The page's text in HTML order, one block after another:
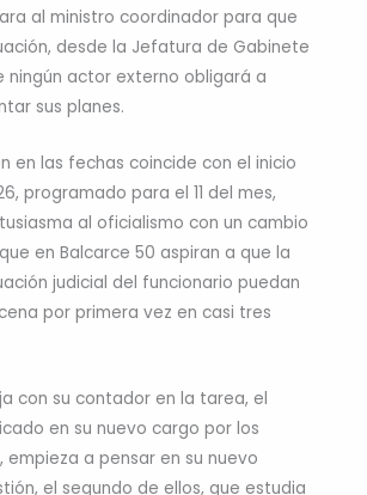
al ministro coordinador para que
desde la Jefatura de Gabinete
ningún actor externo obligará a
sus planes.
en las fechas coincide con el inicio
programado para el 11 del mes,
al oficialismo con un cambio
en Balcarce 50 aspiran a que la
judicial del funcionario puedan
por primera vez en casi tres
con su contador en la tarea, el
en su nuevo cargo por los
empieza a pensar en su nuevo
el segundo de ellos, que estudia